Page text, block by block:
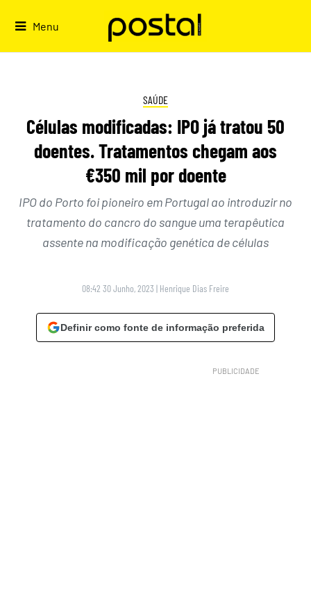
Menu
SAÚDE
Células modificadas: IPO já tratou 50
doentes. Tratamentos chegam aos
€350 mil por doente
IPO do Porto foi pioneiro em Portugal ao introduzir no
tratamento do cancro do sangue uma terapêutica
assente na modificação genética de células
08:42 30 Junho, 2023 | Henrique Dias Freire
Definir como fonte de informação preferida